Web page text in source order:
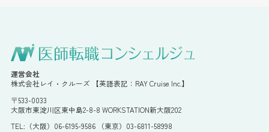
運営会社
株式会社レイ・クルーズ 【英語表記：RAY Cruise Inc.】
〒533-0033
大阪市東淀川区東中島2-8-8 WORKSTATION新大阪202
TEL:（大阪）06-6195-9586 （東京）03-6811-58998